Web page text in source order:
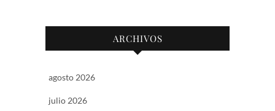
ARCHIVOS
agosto 2026
julio 2026